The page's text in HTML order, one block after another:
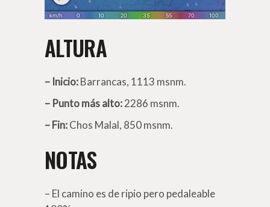
ALTURA
– Inicio:Barrancas, 1113 msnm.
– Punto más alto:2286 msnm.
– Fin:Chos Malal, 850 msnm.
NOTAS
– El camino es de ripio pero pedaleable